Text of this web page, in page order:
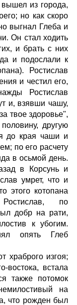
из города,
но как скоро
выгнал Глеба и
Он стал ходить
и брать с них
и подослали к
Ростислав
и честил его,
Ростислав
и, взявши чашу,
твое здоровье",
другую
до края чаши и
по его расчету
в осьмой день.
в Корсунь и
умрет, что и
этого котопана
по
добр на рати,
к убогим.
опять Глеб
храброго изгоя;
востока, встала
также потомок
на
что рожден был